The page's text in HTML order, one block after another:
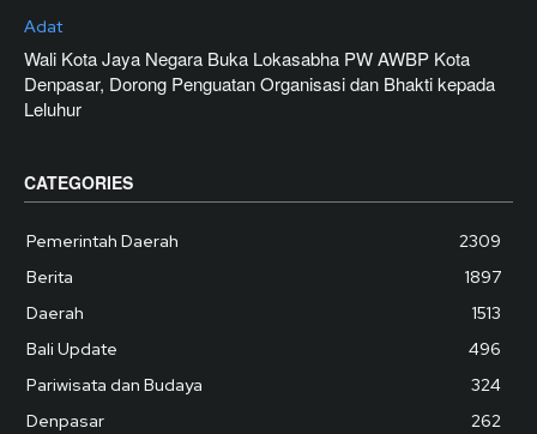
Adat
Wali Kota Jaya Negara Buka Lokasabha PW AWBP Kota
Denpasar, Dorong Penguatan Organisasi dan Bhakti kepada
Leluhur
CATEGORIES
Pemerintah Daerah
2309
Berita
1897
Daerah
1513
Bali Update
496
Pariwisata dan Budaya
324
Denpasar
262